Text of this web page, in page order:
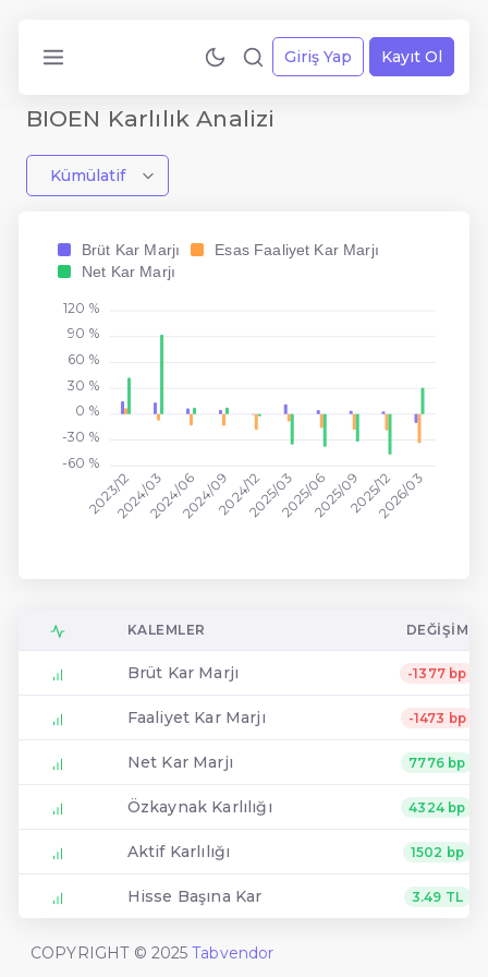
Giriş Yap Kayıt Ol
BIOEN Karlılık Analizi
Kümülatif
Brüt Kar Marjı
Esas Faaliyet Kar Marjı
Net Kar Marjı
2023/122024/032024/062024/092024/122025/032025/062025/092025/122026/03
120 %
90 %
60 %
30 %
0 %
-30 %
-60 %
KALEMLER DEĞIŞIM
Brüt Kar Marjı -1377 bp
Faaliyet Kar Marjı -1473 bp
Net Kar Marjı 7776 bp
Özkaynak Karlılığı 4324 bp
Aktif Karlılığı 1502 bp
Hisse Başına Kar 3.49 TL
COPYRIGHT © 2025 Tabvendor